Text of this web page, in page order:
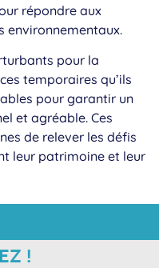
répondre aux
environnementaux.
pour la
temporaires qu’ils
pour garantir un
et agréable. Ces
de relever les défis
leur patrimoine et leur
!